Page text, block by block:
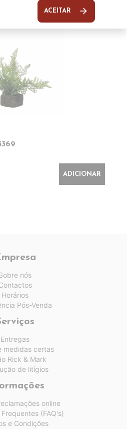
ADICIONAR
nós
Horários
Pós-Venda
Entregas
medidas certas
Rick & Mark
de litígios
online
(FAQ's)
e Condições
ACEITAR arrow_forward